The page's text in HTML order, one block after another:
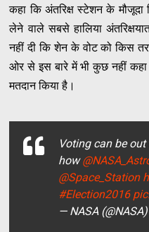
कहा कि अंतरिक्ष स्टेशन के मौजूदा
लेने वाले सबसे हालिया
नहीं दी कि शेन के वोट को किस
ओर से इस बारे में भी कुछ नहीं कहा
मतदान किया है।
Voting can be
how
@Space_Station
#Election2016
— NASA (@NASA)